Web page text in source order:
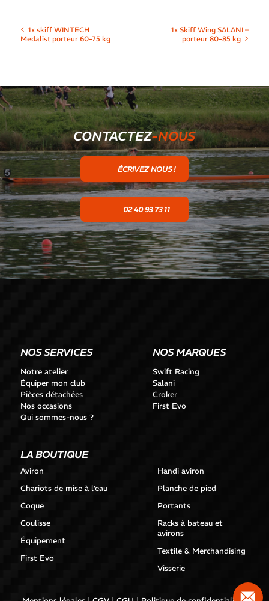
1x skiff WINTECH
Medalist porteur 60-75 kg
1x Skiff Wing SALANI –
porteur 80-85 kg
CONTACTEZ-NOUS
ÉCRIVEZ NOUS !
02 40 93 73 11
NOS SERVICES
Notre atelier
Équiper mon club
Pièces détachées
Nos occasions
Qui sommes-nous ?
LA BOUTIQUE
Aviron
Chariots de mise à l’eau
Coque
Coulisse
Équipement
First Evo
Handi aviron
Planche de pied
Portants
Racks à bateau et
avirons
Textile & Merchandising
Visserie
NOS MARQUES
Swift Racing
Salani
Croker
First Evo